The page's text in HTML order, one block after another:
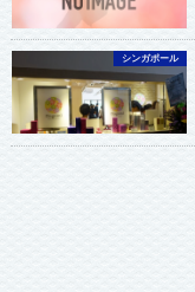
シンガポール